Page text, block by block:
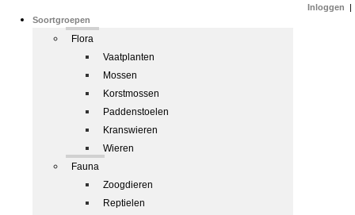
Soortgroepen
Flora
Vaatplanten
Mossen
Korstmossen
Paddenstoelen
Kranswieren
Wieren
Fauna
Zoogdieren
Reptielen
Inloggen |